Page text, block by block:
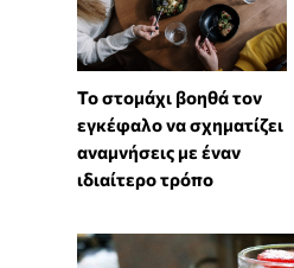
Το στομάχι βοηθά τον
εγκέφαλο να σχηματίζει
αναμνήσεις με έναν
ιδιαίτερο τρόπο